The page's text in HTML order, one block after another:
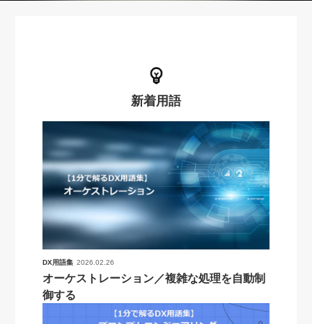
新着用語
DX用語集 2026.02.26
オーケストレーション／複雑な処理を自動制
御する